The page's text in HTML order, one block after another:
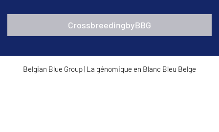
CrossbreedingbyBBG
Belgian Blue Group| La génomique en Blanc Bleu Belge